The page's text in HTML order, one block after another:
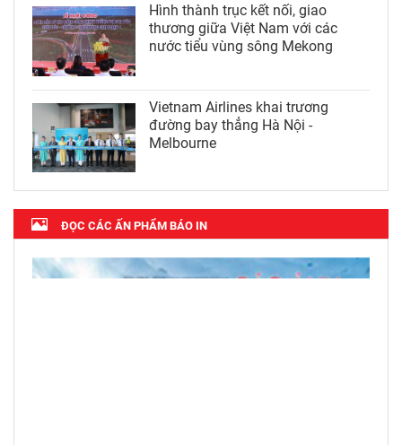
Hình thành trục kết nối, giao
thương giữa Việt Nam với các
nước tiểu vùng sông Mekong
Vietnam Airlines khai trương
đường bay thẳng Hà Nội -
Melbourne
ĐỌC CÁC ẤN PHẨM BÁO IN